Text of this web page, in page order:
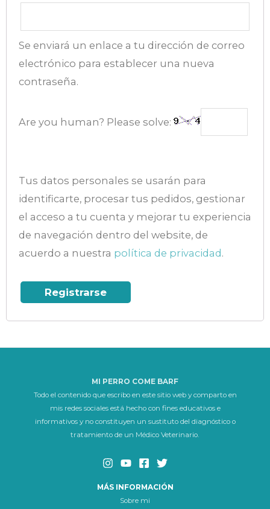
Se enviará un enlace a tu dirección de correo
electrónico para establecer una nueva
contraseña.
Are you human? Please solve:
Tus datos personales se usarán para
identificarte, procesar tus pedidos, gestionar
el acceso a tu cuenta y mejorar tu experiencia
de navegación dentro del website, de
acuerdo a nuestra política de privacidad .
Registrarse
MI PERRO COME BARF
Todo el contenido que escribo en este sitio web y comparto en
mis redes sociales está hecho con fines educativos e
informativos y no constituyen un sustituto del diagnóstico o
tratamiento de un Médico Veterinario.
MÁS INFORMACIÓN
Sobre mi